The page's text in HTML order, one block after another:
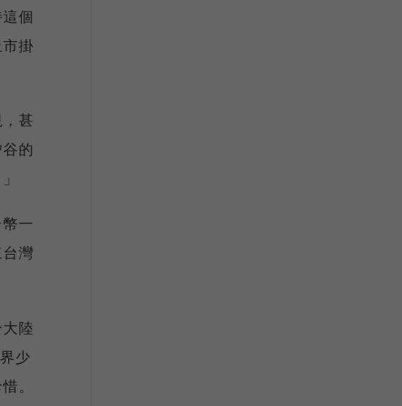
個
掛
甚
的
一
灣
陸
少
。